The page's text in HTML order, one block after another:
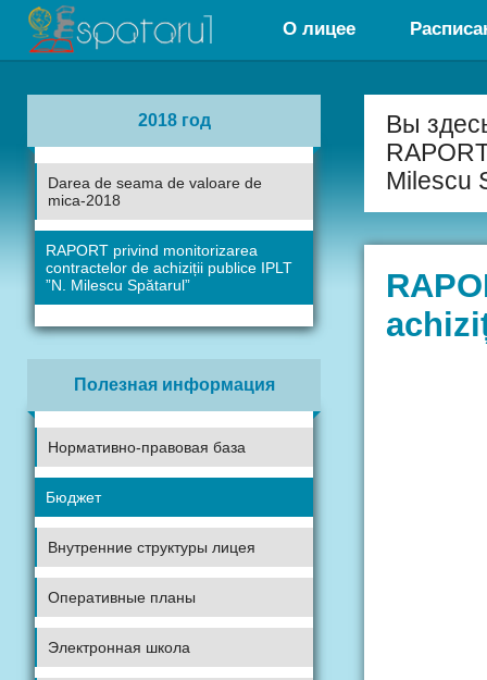
О лицее
2018 год
Darea de seama de valoare de
mica-2018
RAPORT privind monitorizarea
contractelor de achiziții publice IPLT
”N. Milescu Spătarul”
Полезная информация
Нормативно-правовая база
Бюджет
Внутренние структуры лицея
Оперативные планы
Электронная школа
Вы
Milescu